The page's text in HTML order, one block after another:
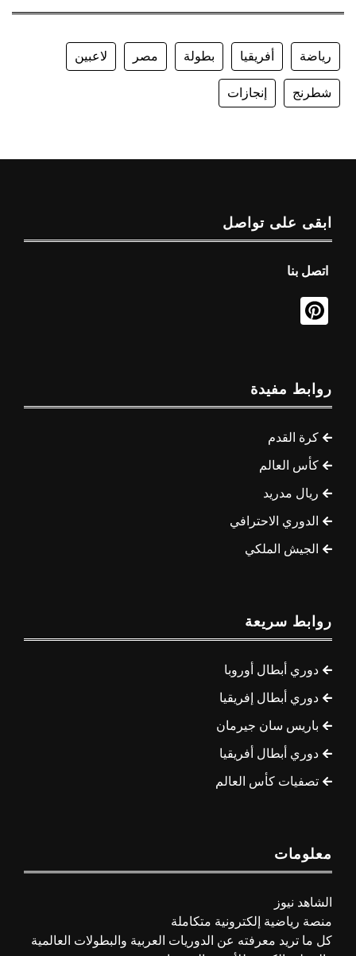
رياضة أفريقيا بطولة مصر لاعبين
شطرنج إنجازات
ابقى على تواصل
اتصل بنا
روابط مفيدة
كرة القدم
كأس العالم
ريال مدريد
الدوري الاحترافي
الجيش الملكي
روابط سريعة
دوري أبطال أوروبا
دوري أبطال إفريقيا
باريس سان جيرمان
دوري أبطال أفريقيا
تصفيات كأس العالم
معلومات
الشاهد نيوز
منصة رياضية إلكترونية متكاملة
كل ما تريد معرفته عن الدوريات العربية والبطولات العالمية